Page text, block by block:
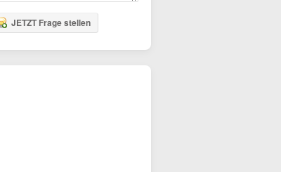
JETZT Frage stellen